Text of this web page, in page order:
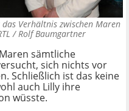
Verhältnis zwischen Maren
/ Rolf Baumgartner
sämtliche
sich nichts vor
Schließlich ist das keine
auch Lilly ihre
wüsste.